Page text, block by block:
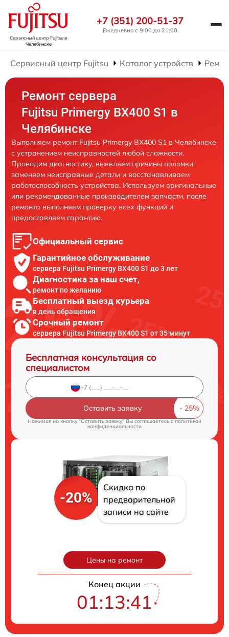
Сервисный центр Fujitsuв
Челябинске
+7 (351) 200-51-37
Ежедневно с 9:00 до 21:00
Сервисный центр Fujitsu Каталог устройств
Ремонт сервера
Fujitsu Primergy BX400 S1 в
Челябинске
Выполняем ремонт Fujitsu Primergy BX400 S1 в Челябинске
с устранением неисправностей любой сложности.
Проводим диагностику, выявляем причины поломки,
заменяем неисправные детали и восстанавливаем
работоспособность устройства. Используем оригинальные
или рекомендованные производителем запчасти, после
ремонта выполняем проверку всех функций и
предоставляем гарантию.
Официальный сервис
Гарантийное обслуживание
сервера Fujitsu Primergy BX400 S1 до 3 лет
Диагностика за наш счет,
ремонт по желанию
Бесплатный выезд курьера
в день обращения
Срочный ремонт
сервера Fujitsu Primergy BX400 S1 от 35 минут
Бесплатная консультация со
специалистом
Оставить заявку
Нажимая на кнопку "Оставить заявку" Вы соглашаетесь cполитикой
конфиденциальности
-20%
Скидка по
предварительной
записи на сайте
Цены на ремонт
Конец акции
01:13:41